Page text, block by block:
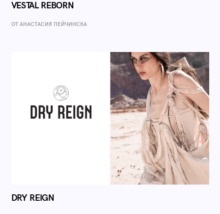
VESTAL REBORN
ОТ AНАСТАСИЯ ПЕЙЧИНСКА
DRY REIGN